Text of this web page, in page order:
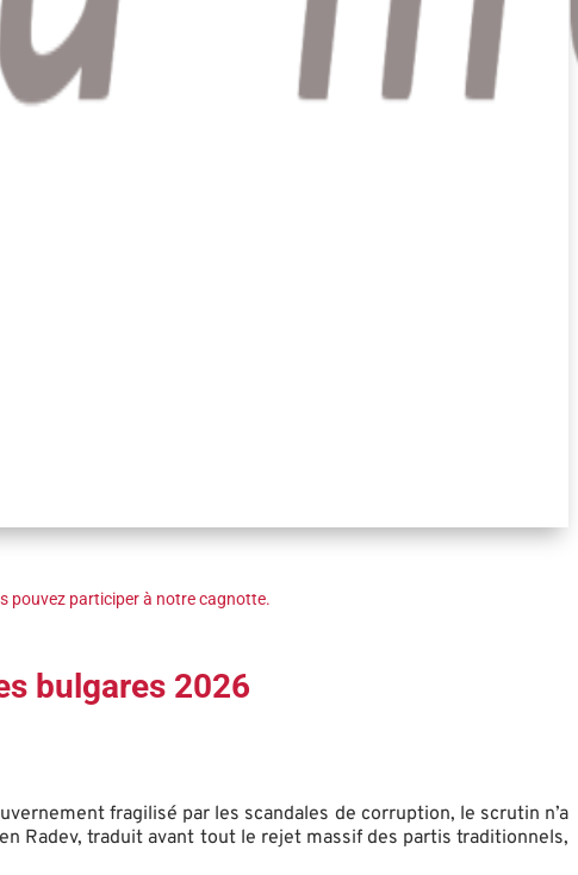
pouvez participer à notre cagnotte.
bulgares 2026
fragilisé par les scandales de corruption, le scrutin n’a
Radev, traduit avant tout le rejet massif des partis traditionnels,